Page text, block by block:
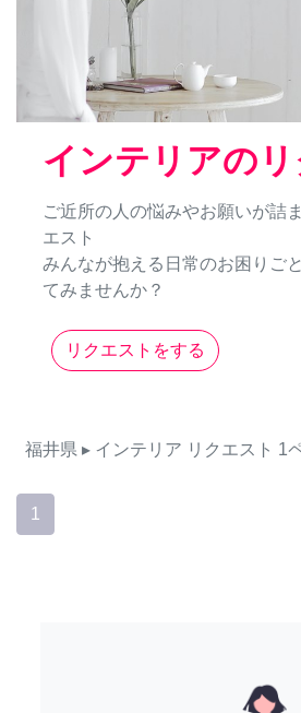
インテリアのリ
ご近所の人の悩みやお願いが詰
エスト
みんなが抱える日常のお困りご
てみませんか？
リクエストをする
福井県 ▸ インテリア リクエスト 1
1